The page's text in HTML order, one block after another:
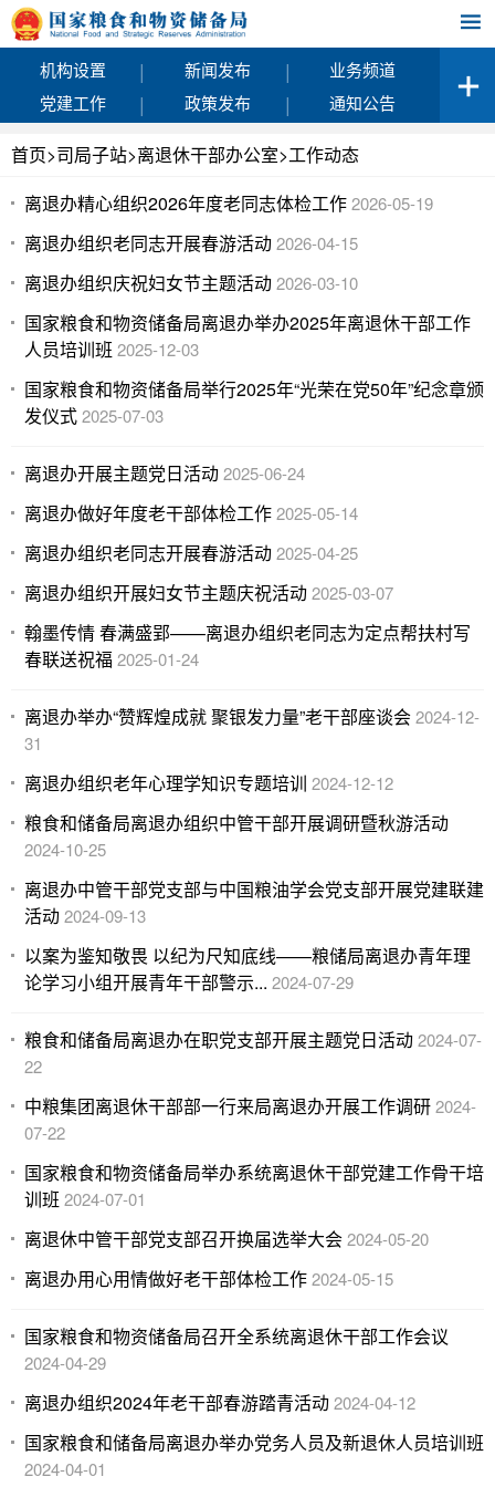
机构设置 | 新闻发布 |
业务频道
党建工作
| 政策发布 | 通知公告
首页>司局子站>离退休干部办公室>工作动态
离退办精心组织2026年度老同志体检工作2026-05-19
离退办组织老同志开展春游活动2026-04-15
离退办组织庆祝妇女节主题活动2026-03-10
国家粮食和物资储备局离退办举办2025年离退休干部工作
人员培训班 2025-12-03
国家粮食和物资储备局举行2025年“光荣在党50年”纪念章颁
发仪式2025-07-03
离退办开展主题党日活动2025-06-24
离退办做好年度老干部体检工作2025-05-14
离退办组织老同志开展春游活动2025-04-25
离退办组织开展妇女节主题庆祝活动2025-03-07
翰墨传情 春满盛郢——离退办组织老同志为定点帮扶村写
春联送祝福 2025-01-24
离退办举办“赞辉煌成就 聚银发力量”老干部座谈会2024-12-
31
离退办组织老年心理学知识专题培训 2024-12-12
粮食和储备局离退办组织中管干部开展调研暨秋游活动
2024-10-25
离退办中管干部党支部与中国粮油学会党支部开展党建联建
活动2024-09-13
以案为鉴知敬畏 以纪为尺知底线——粮储局离退办青年理
论学习小组开展青年干部警示... 2024-07-29
粮食和储备局离退办在职党支部开展主题党日活动2024-07-
22
中粮集团离退休干部部一行来局离退办开展工作调研2024-
07-22
国家粮食和物资储备局举办系统离退休干部党建工作骨干培
训班 2024-07-01
离退休中管干部党支部召开换届选举大会2024-05-20
离退办用心用情做好老干部体检工作2024-05-15
国家粮食和物资储备局召开全系统离退休干部工作会议
2024-04-29
离退办组织2024年老干部春游踏青活动2024-04-12
国家粮食和储备局离退办举办党务人员及新退休人员培训班
2024-04-01